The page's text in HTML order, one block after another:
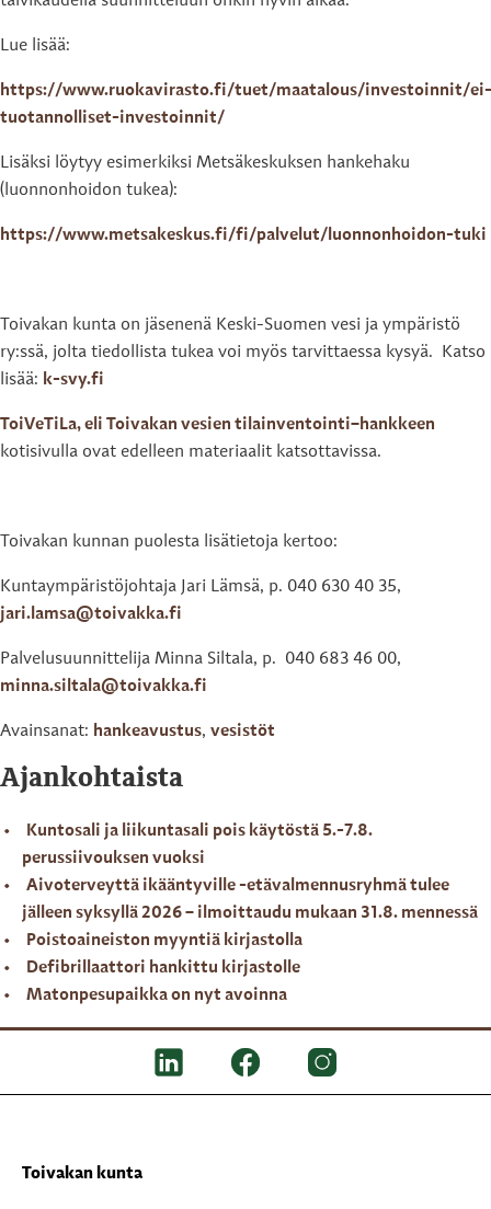
Lue lisää:
https://www.ruokavirasto.fi/tuet/maatalous/investoinnit/ei-
tuotannolliset-investoinnit/
Lisäksi löytyy esimerkiksi Metsäkeskuksen hankehaku
(luonnonhoidon tukea):
https://www.metsakeskus.fi/fi/palvelut/luonnonhoidon-tuki
Toivakan kunta on jäsenenä Keski-Suomen vesi ja ympäristö
ry:ssä, jolta tiedollista tukea voi myös tarvittaessa kysyä. Katso
lisää: k-svy.fi
ToiVeTiLa, eli Toivakan vesien tilainventointi–hankkeen
kotisivulla ovat edelleen materiaalit katsottavissa.
Toivakan kunnan puolesta lisätietoja kertoo:
Kuntaympäristöjohtaja Jari Lämsä, p. 040 630 40 35,
jari.lamsa@toivakka.fi
Palvelusuunnittelija Minna Siltala, p. 040 683 46 00,
minna.siltala@toivakka.fi
Avainsanat: hankeavustus, vesistöt
Ajankohtaista
Kuntosali ja liikuntasali pois käytöstä 5.-7.8.
perussiivouksen vuoksi
Aivoterveyttä ikääntyville -etävalmennusryhmä tulee
jälleen syksyllä 2026 – ilmoittaudu mukaan 31.8. mennessä
Poistoaineiston myyntiä kirjastolla
Defibrillaattori hankittu kirjastolle
Matonpesupaikka on nyt avoinna
Toivakan kunta